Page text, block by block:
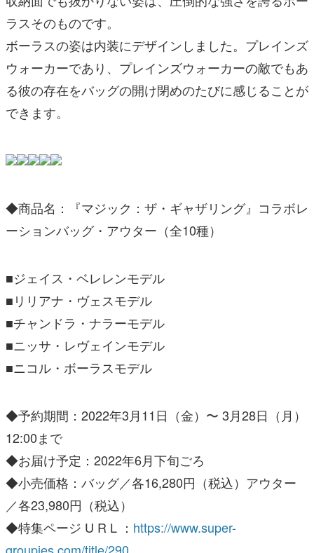
ラスそのものです。
ボーラスの姿は内装にデザインしました。プレインズ
ウォーカーであり、プレインズウォーカーの敵でもあ
る彼の存在をバッグの開け閉めのたびに感じることが
できます。
◆商品名：『マジック：ザ・ギャザリング』コラボレ
ーションバッグ・アウター（全10種）
■ジェイス・ベレレンモデル
■リリアナ・ヴェスモデル
■チャンドラ・ナラーモデル
■ニッサ・レヴェインモデル
■ニコル・ボーラスモデル
◆予約期間：2022年3⽉11⽇（⾦）〜 3⽉28⽇（⽉）
12:00まで
◆お届け予定：2022年6⽉下旬ごろ
◆⼩売価格：バッグ／各16,280円（税込） アウター
／各23,980円（税込）
◆特集ページ U R L ： https://www.super-